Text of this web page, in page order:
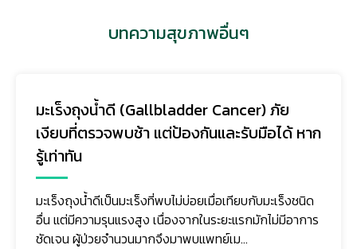
บทความสุขภาพอื่นๆ
มะเร็งถุงน้ำดี (Gallbladder Cancer) ภัย
เงียบที่ตรวจพบช้า แต่ป้องกันและรับมือได้ หาก
รู้เท่าทัน
มะเร็งถุงน้ำดีเป็นมะเร็งที่พบไม่บ่อยเมื่อเทียบกับมะเร็งชนิด
อื่น แต่มีความรุนแรงสูง เนื่องจากในระยะแรกมักไม่มีอาการ
ชัดเจน ผู้ป่วยจำนวนมากจึงมาพบแพทย์เม...